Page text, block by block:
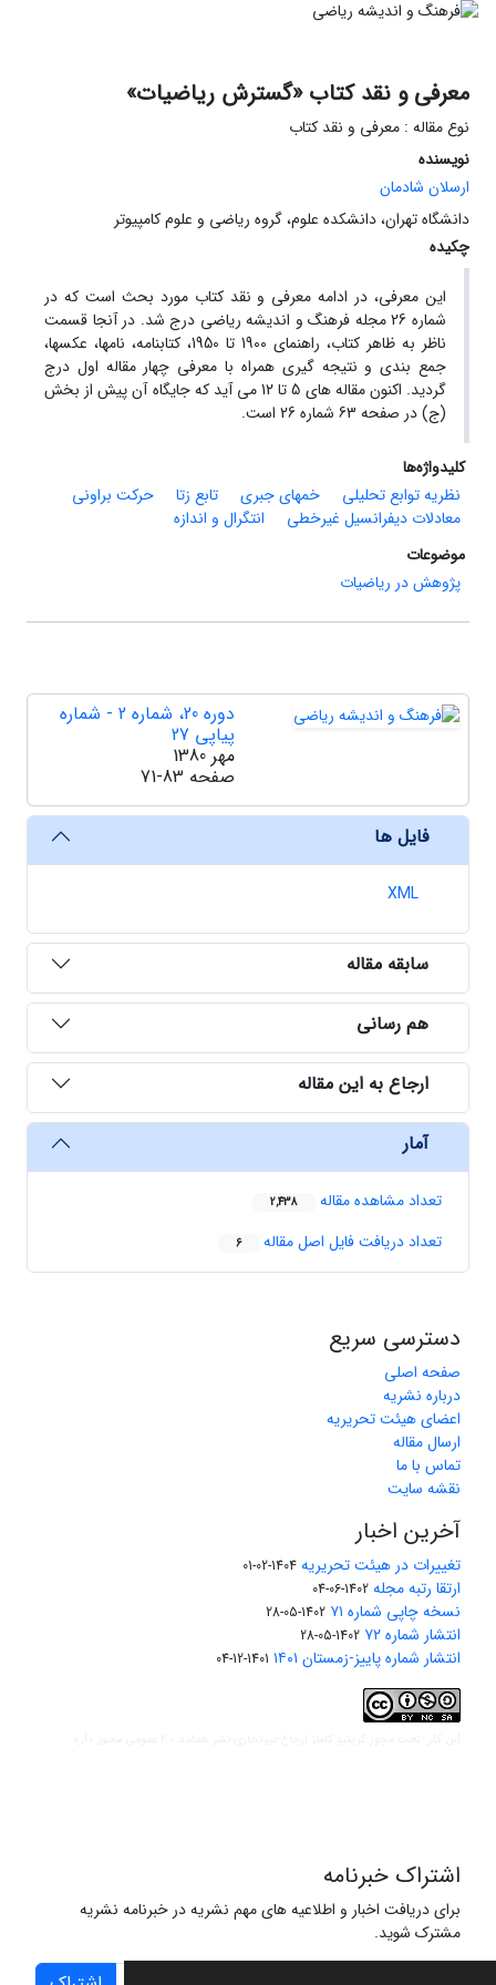
معرفی و نقد کتاب «گسترش ریاضیات»
نوع مقاله : معرفی و نقد کتاب
نویسنده
ارسلان شادمان
دانشگاه تهران، دانشکده علوم، گروه ریاضی و علوم کامپیوتر
چکیده
این معرفی، در ادامه معرفی و نقد کتاب مورد بحث است که در
شماره 26 مجله فرهنگ و اندیشه ریاضی درج شد. در آنجا قسمت
ناظر به ظاهر کتاب، راهنمای 1900 تا 1950، کتابنامه، نامها، عکسها،
جمع بندی و نتیجه گیری همراه با معرفی چهار مقاله اول درج
گردید. اکنون مقاله های 5 تا 12 می آید که جایگاه آن پیش از بخش
(ج) در صفحه 63 شماره 26 است.
کلیدواژه‌ها
نظریه توابع تحلیلی
خمهای جبری تابع زتا
حرکت براونی
معادلات دیفرانسیل غیرخطی
انتگرال و اندازه
موضوعات
پژوهش در ریاضیات
دوره 20، شماره 2 - شماره
پیاپی 27
مهر 1380
صفحه 71-83
فایل ها
XML
سابقه مقاله
هم رسانی
ارجاع به این مقاله
آمار
تعداد مشاهده مقاله 2,438
تعداد دریافت فایل اصل مقاله 6
دسترسی سریع
صفحه اصلی
درباره نشریه
اعضای هیئت تحریریه
ارسال مقاله
تماس با ما
نقشه سایت
آخرین اخبار
تغییرات در هیئت تحریریه 1404-02-01
ارتقا رتبه مجله 1402-06-04
نسخه چاپی شماره ۷۱ 1402-05-28
انتشار شماره ۷۲ 1402-05-28
انتشار شماره پاییز-زمستان ۱۴۰۱ 1401-12-04
اشتراک خبرنامه
برای دریافت اخبار و اطلاعیه های مهم نشریه در خبرنامه نشریه
مشترک شوید.